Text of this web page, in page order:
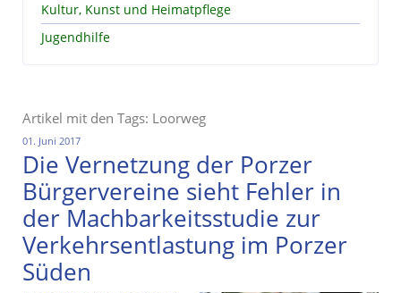
Kultur, Kunst und Heimatpflege
Jugendhilfe
Artikel mit den Tags: Loorweg
01. Juni 2017
Die Vernetzung der Porzer
Bürgervereine sieht Fehler in
der Machbarkeitsstudie zur
Verkehrsentlastung im Porzer
Süden